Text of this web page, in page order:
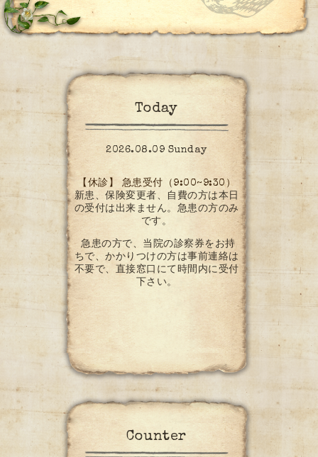
Today
2026.08.09 Sunday
【休診】 急患受付（9:00~9:30）
新患、保険変更者、自費の方は本日
の受付は出来ません。急患の方のみ
です。
急患の方で、当院の診察券をお持
ちで、かかりつけの方は事前連絡は
不要で、直接窓口にて時間内に受付
下さい。
Counter